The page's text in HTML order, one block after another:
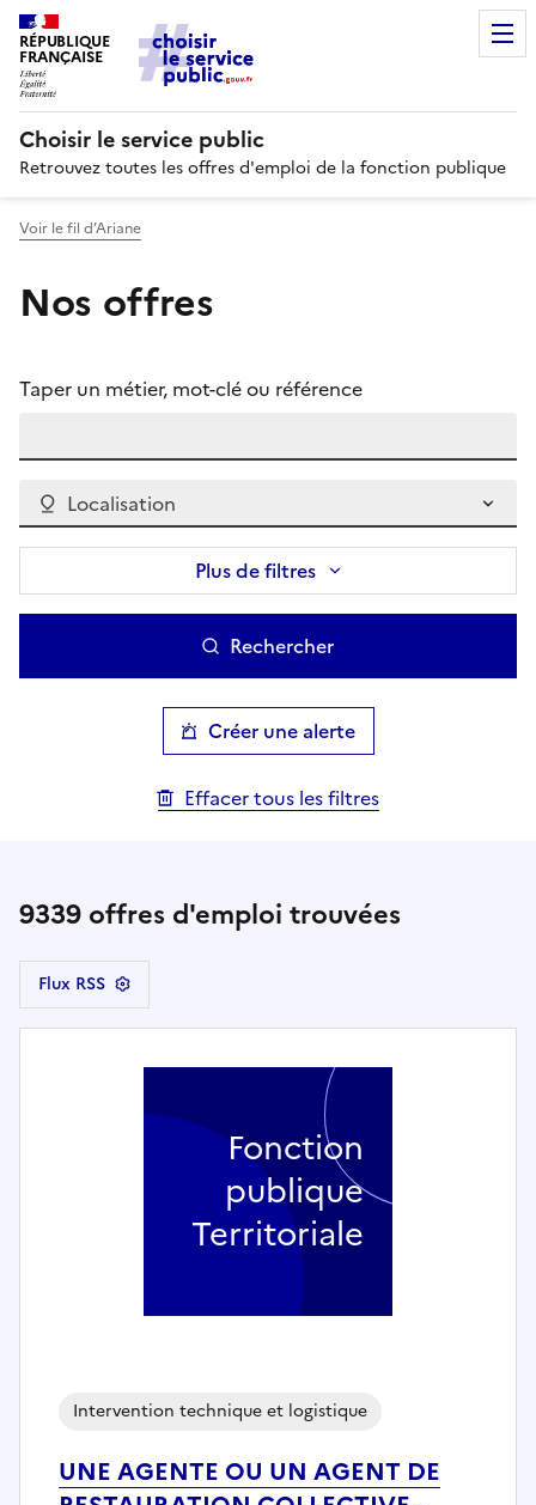
RÉPUBLIQUE
FRANÇAISE
Choisir le service public
Retrouvez toutes les offres d'emploi de la fonction publique
Voir le fil d’Ariane
Nos offres
Taper un métier, mot-clé ou référence
Localisation
Plus de filtres
Rechercher
Créer une alerte
Effacer tous les filtres
9339 offres d'emploi trouvées
Flux RSS
UNE AGENTE OU UN AGENT DE
Intervention technique et logistique
Fonction
publique
Territoriale